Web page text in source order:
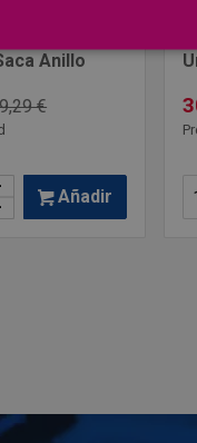
Anillo
€
Añadir